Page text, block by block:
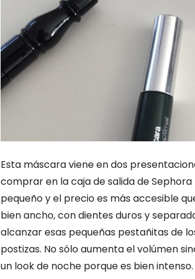
Esta máscara viene en dos
comprar en la caja de salida de
pequeño y el precio es más accesible
bien ancho, con dientes duros y
alcanzar esas pequeñas pestañitas de
postizas. No sólo aumenta el volúmen
un look de noche porque es bien intenso.